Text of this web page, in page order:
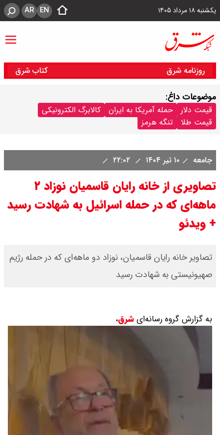
یکشنبه ۱۸ مرداد ۱۴۰۵ EN
AR
روزنامه شرق کتاب شرق
موضوعات داغ:
قیمت دلار حمله آمریکا به ایران
کالابرگ الکترونیکی
قیمت طلا
تنگه هرمز
جامعه ۱۰ تیر ۱۴۰۴
تصاویری از خانه رایان قاسمیان نوزاد ۲
ماهه‌ای که در حمله اسرائیل به شهادت رسید
+ ویدئو
تصاویر خانه رایان قاسمیان، نوزاد دو ماهه‌ای که در حمله رژیم
صهیونیستی به شهادت رسید
به گزارش گروه رسانه‌ایشرق،